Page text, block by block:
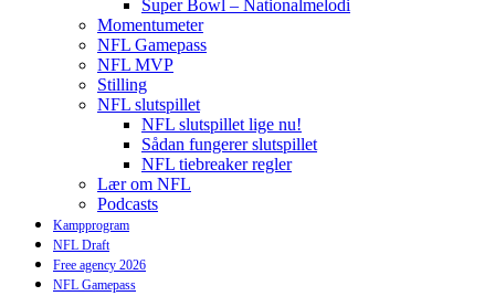
Super Bowl – Nationalmelodi
Momentumeter
NFL Gamepass
NFL MVP
Stilling
NFL slutspillet
NFL slutspillet lige nu!
Sådan fungerer slutspillet
NFL tiebreaker regler
Lær om NFL
Podcasts
Kampprogram
NFL Draft
Free agency 2026
NFL Gamepass